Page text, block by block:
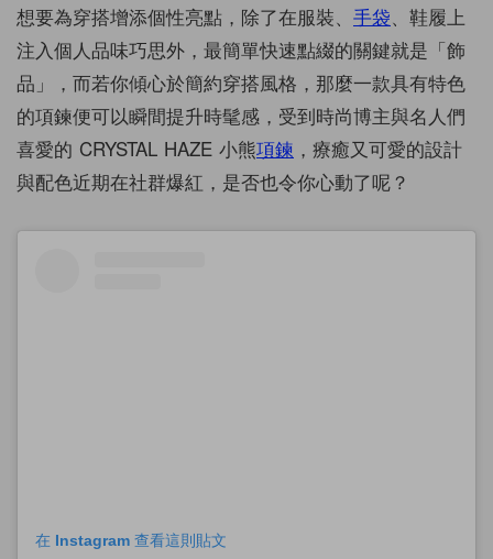
想要為穿搭增添個性亮點，除了在服裝、 手袋 、鞋履上
注入個人品味巧思外，最簡單快速點綴的關鍵就是「飾
品」，而若你傾心於簡約穿搭風格，那麼一款具有特色
的項鍊便可以瞬間提升時髦感，受到時尚博主與名人們
喜愛的 CRYSTAL HAZE 小熊項鍊 ，療癒又可愛的設計
與配色近期在社群爆紅，是否也令你心動了呢？
在 Instagram 查看這則貼文